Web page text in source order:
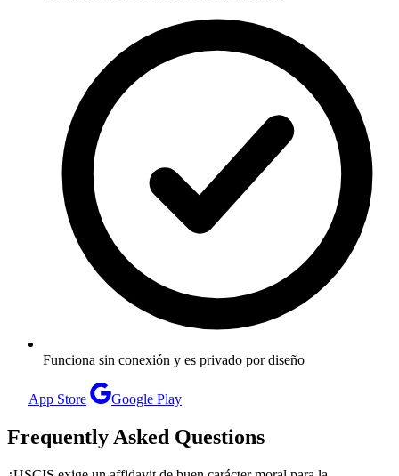
Funciona sin conexión y es privado por diseño
App Store Google Play
Frequently Asked Questions